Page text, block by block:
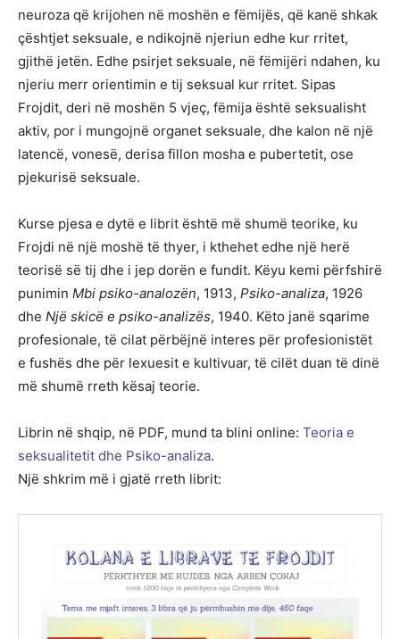
neuroza që krijohen në moshën e fëmijës, që kanë shkak
çështjet seksuale, e ndikojnë njeriun edhe kur rritet,
gjithë jetën. Edhe psirjet seksuale, në fëmijëri ndahen, ku
njeriu merr orientimin e tij seksual kur rritet. Sipas
Frojdit, deri në moshën 5 vjeç, fëmija është seksualisht
aktiv, por i mungojnë organet seksuale, dhe kalon në një
latencë, vonesë, derisa fillon mosha e pubertetit, ose
pjekurisë seksuale.
Kurse pjesa e dytë e librit është më shumë teorike, ku
Frojdi në një moshë të thyer, i kthehet edhe një herë
teorisë së tij dhe i jep dorën e fundit. Këyu kemi përfshirë
punimin Mbi psiko-analozën, 1913, Psiko-analiza, 1926
dhe Një skicë e psiko-analizës, 1940. Këto janë sqarime
profesionale, të cilat përbëjnë interes për profesionistët
e fushës dhe për lexuesit e kultivuar, të cilët duan të dinë
më shumë rreth kësaj teorie.
Librin në shqip, në PDF, mund ta blini online: Teoria e
seksualitetit dhe Psiko-analiza.
Një shkrim më i gjatë rreth librit: